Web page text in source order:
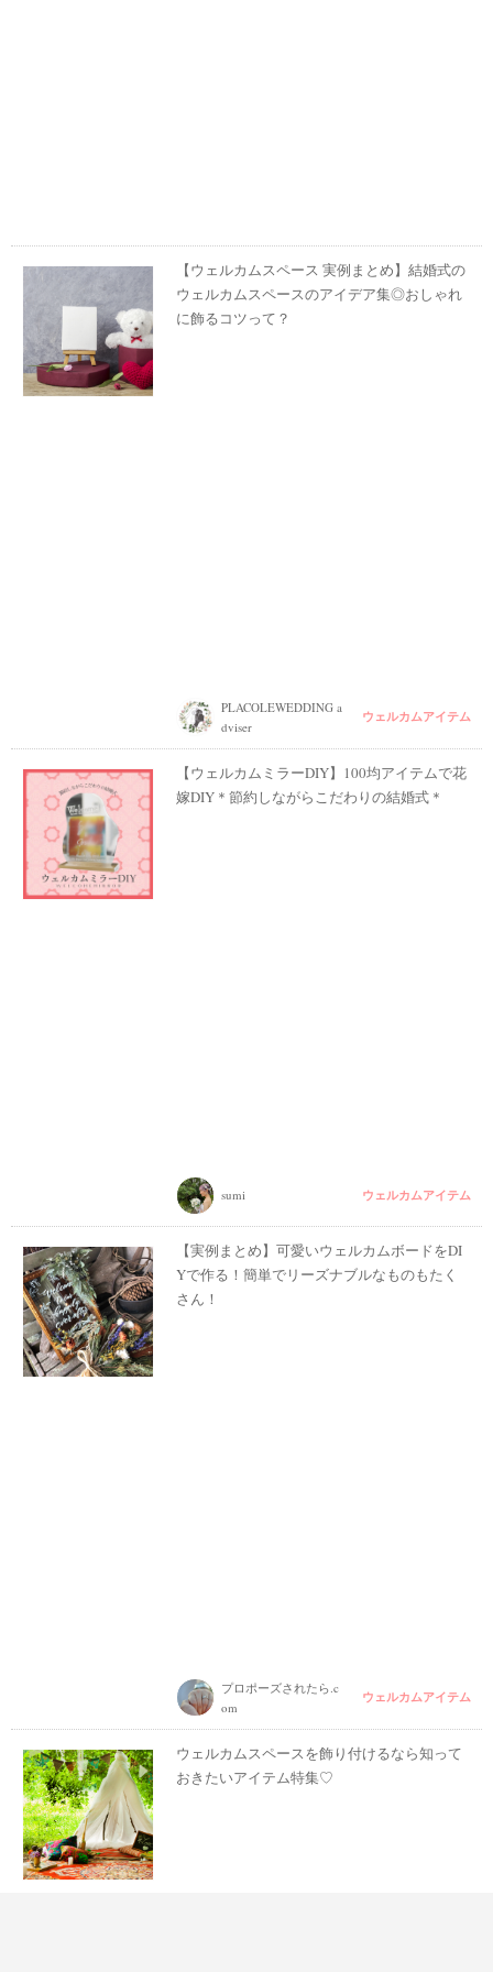
【ウェルカムスペース 実例まとめ】結婚式の
ウェルカムスペースのアイデア集◎おしゃれ
に飾るコツって？
PLACOLEWEDDING a
dviser
ウェルカムアイテム
【ウェルカムミラーDIY】100均アイテムで花
嫁DIY＊節約しながらこだわりの結婚式＊
sumi ウェルカムアイテム
【実例まとめ】可愛いウェルカムボードをDI
Yで作る！簡単でリーズナブルなものもたく
さん！
プロポーズされたら.c
om
ウェルカムアイテム
ウェルカムスペースを飾り付けるなら知って
おきたいアイテム特集♡